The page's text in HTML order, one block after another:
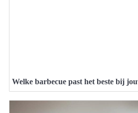
Welke barbecue past het beste bij